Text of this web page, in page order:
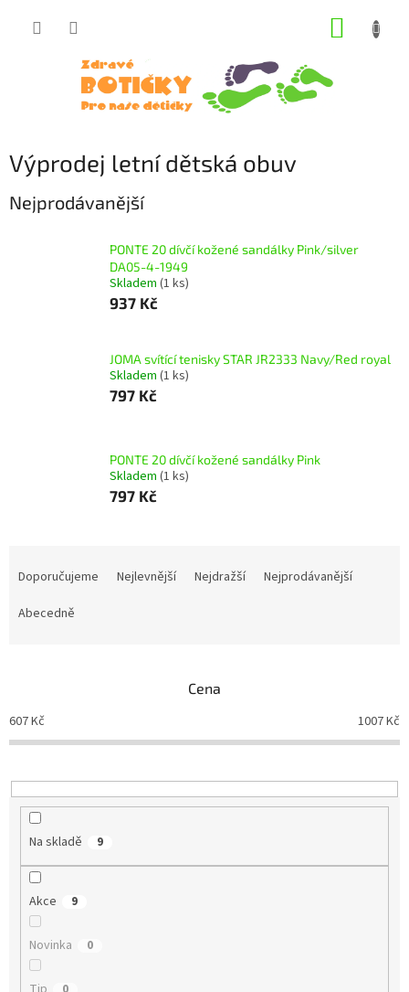
Výprodej letní dětská obuv
Nejprodávanější
PONTE 20 dívčí kožené sandálky Pink/silver
DA05-4-1949
Skladem (1 ks)
937 Kč
JOMA svítící tenisky STAR JR2333 Navy/Red royal
Skladem (1 ks)
797 Kč
PONTE 20 dívčí kožené sandálky Pink
Skladem (1 ks)
797 Kč
o
d
k
t
Doporučujeme Nejlevnější Nejdražší
Nejprodávanější
Abecedně
Cena
607Kč 1007Kč
Na skladě 9
Akce 9
Novinka 0